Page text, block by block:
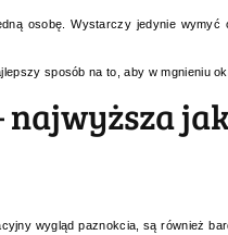
osobę. Wystarczy jedynie
sposób na to, aby w mgnieniu
wygląd paznokcia, są również